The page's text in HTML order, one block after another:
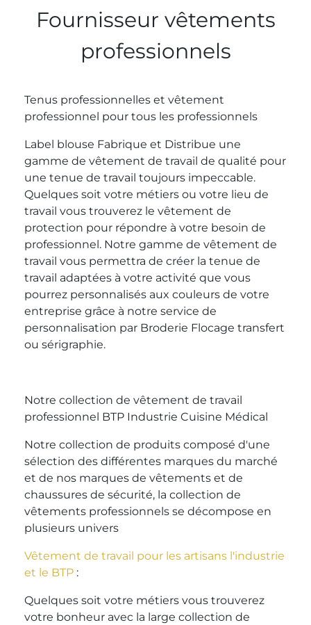
Fournisseur vêtements
professionnels
Tenus professionnelles et vêtement
professionnel pour tous les professionnels
Label blouse Fabrique et Distribue une
gamme de vêtement de travail de qualité pour
une tenue de travail toujours impeccable.
Quelques soit votre métiers ou votre lieu de
travail vous trouverez le vêtement de
protection pour répondre à votre besoin de
professionnel. Notre gamme de vêtement de
travail vous permettra de créer la tenue de
travail adaptées à votre activité que vous
pourrez personnalisés aux couleurs de votre
entreprise grâce à notre service de
personnalisation par Broderie Flocage transfert
ou sérigraphie.
Notre collection de vêtement de travail
professionnel BTP Industrie Cuisine Médical
Notre collection de produits composé d'une
sélection des différentes marques du marché
et de nos marques de vêtements et de
chaussures de sécurité, la collection de
vêtements professionnels se décompose en
plusieurs univers
Vêtement de travail pour les artisans l'industrie
et le BTP :
Quelques soit votre métiers vous trouverez
votre bonheur avec la large collection de